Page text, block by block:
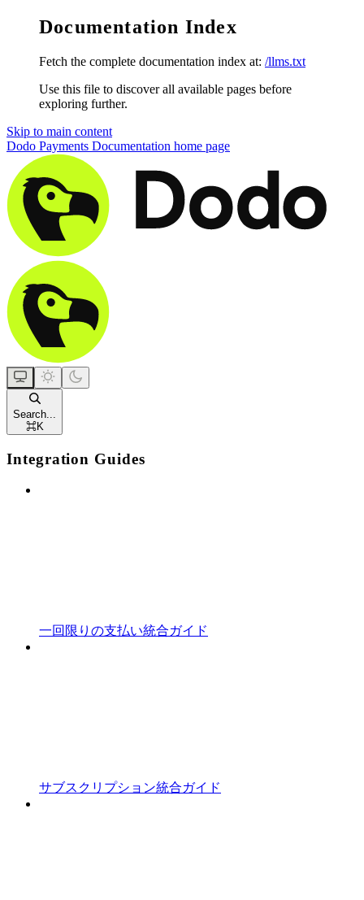
Documentation Index
Fetch the complete documentation index at: /llms.txt
Use this file to discover all available pages before
exploring further.
Skip to main content
Dodo Payments Documentation home page
Search...
⌘K
Integration Guides
一回限りの支払い統合ガイド
サブスクリプション統合ガイド